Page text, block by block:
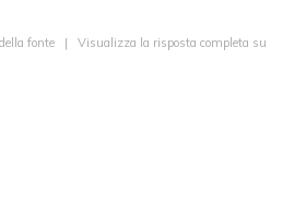
fonte | Visualizza la risposta completa su